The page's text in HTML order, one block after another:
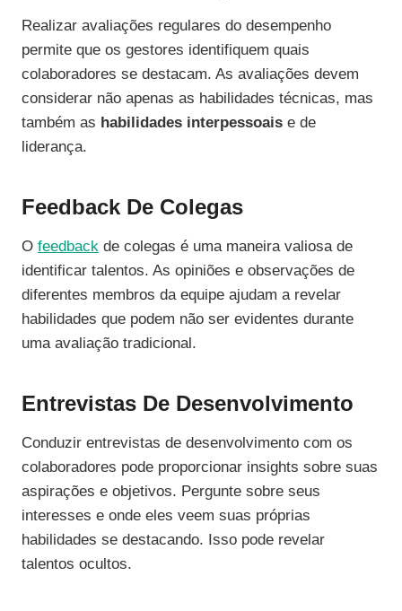
Realizar avaliações regulares do desempenho
permite que os gestores identifiquem quais
colaboradores se destacam. As avaliações devem
considerar não apenas as habilidades técnicas, mas
também as habilidades interpessoais e de
liderança.
Feedback De Colegas
O feedback de colegas é uma maneira valiosa de
identificar talentos. As opiniões e observações de
diferentes membros da equipe ajudam a revelar
habilidades que podem não ser evidentes durante
uma avaliação tradicional.
Entrevistas De Desenvolvimento
Conduzir entrevistas de desenvolvimento com os
colaboradores pode proporcionar insights sobre suas
aspirações e objetivos. Pergunte sobre seus
interesses e onde eles veem suas próprias
habilidades se destacando. Isso pode revelar
talentos ocultos.